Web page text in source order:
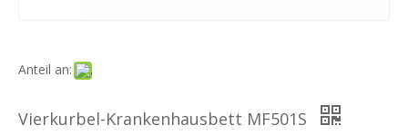
Anteil an:
Vierkurbel-Krankenhausbett MF501S